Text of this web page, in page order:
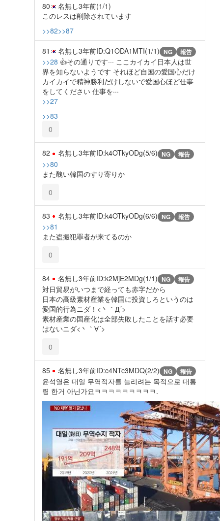
80 名無し3年前(1/1)
このレスは削除されています
>>82>>87
81 名無し3年前ID:Q1ODA1MTI(1/1) NG 報告
>>28 👍その通りです··· ここカイカイ日本人は世
界を知らないようです それほど自国の愛国心だけ
カイカイで精神勝利だけしないで愛国心ほど仕事
をしてください 仕事を···
>>27
>>83
0
82 名無し3年前ID:k4OTkyODg(5/6) NG 報告
>>80
また醜い韓国のすり寄りか
0
83 名無し3年前ID:k4OTkyODg(6/6) NG 報告
>>81
また盗撮犯罪者が来てるのか
0
84 名無し3年前ID:k2MjE2MDg(1/1) NG 報告
対日貿易がいつまで経っても赤字だから
日本の高級素材産業を韓国に投資しろというのは
愛国的行為ニダ！<丶｀Д´>
素材産業の国産化は全部失敗したことを話す必要
はないニダ<丶｀∀´>
0
85 名無し3年前ID:c4NTc3MDQ(2/2) NG 報告
윤석열은 대일 무역적자를 늘리려는 목적으로 대통
령 한거 아닌가요ㅋㅋㅋㅋㅋㅋㅋㅋㅋ.